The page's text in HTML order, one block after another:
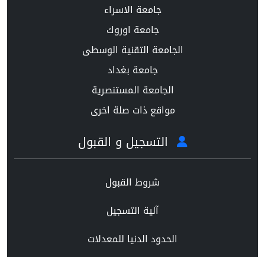
جامعة الاسراء
جامعة اوروك
الجامعة التقنية الوسطى
جامعة بغداد
الجامعة المستنصرية
مواقع ذات صلة اخرى
التسجيل و القبول
شروط القبول
آلية التسجيل
الحدود الدنيا للمعدلات